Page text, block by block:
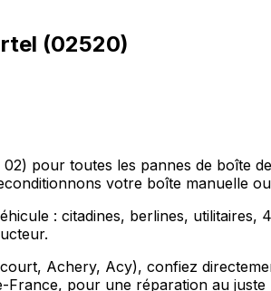
(02520)
pour toutes les pannes de boîte
votre boîte manuelle
: citadines, berlines, utilitaires,
Achery, Acy), confiez
pour une réparation au juste